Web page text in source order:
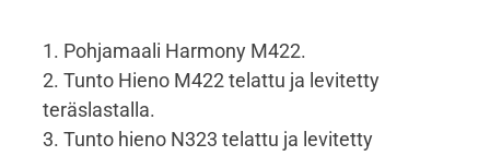
1. Pohjamaali Harmony M422.
2. Tunto Hieno M422 telattu ja levitetty
teräslastalla.
3. Tunto hieno N323 telattu ja levitetty